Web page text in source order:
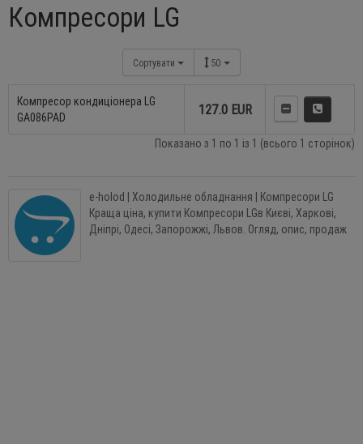
Компресори LG
Сортувати 50
Компресор кондиціонера LG
GA086PAD
127.0 EUR
Показано з 1 по 1 із 1 (всього 1 сторінок)
e-holod | Холодильне обладнання | Компресори LG
Краща ціна, купити Компресори LGв Києві, Харкові,
Дніпрі, Одесі, Запорожжі, Львов. Огляд, опис, продаж